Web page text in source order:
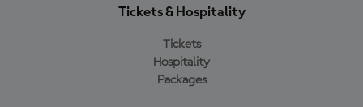
Tickets & Hospitality
Tickets
Hospitality
Packages